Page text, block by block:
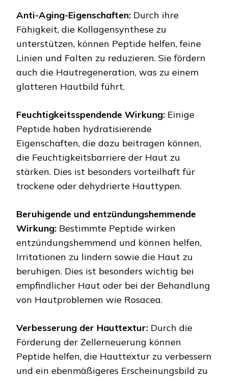
Anti-Aging-Eigenschaften: Durch ihre
Fähigkeit, die Kollagensynthese zu
unterstützen, können Peptide helfen, feine
Linien und Falten zu reduzieren. Sie fördern
auch die Hautregeneration, was zu einem
glatteren Hautbild führt.
Feuchtigkeitsspendende Wirkung: Einige
Peptide haben hydratisierende
Eigenschaften, die dazu beitragen können,
die Feuchtigkeitsbarriere der Haut zu
stärken. Dies ist besonders vorteilhaft für
trockene oder dehydrierte Hauttypen.
Beruhigende und entzündungshemmende
Wirkung: Bestimmte Peptide wirken
entzündungshemmend und können helfen,
Irritationen zu lindern sowie die Haut zu
beruhigen. Dies ist besonders wichtig bei
empfindlicher Haut oder bei der Behandlung
von Hautproblemen wie Rosacea.
Verbesserung der Hauttextur: Durch die
Förderung der Zellerneuerung können
Peptide helfen, die Hauttextur zu verbessern
und ein ebenmäßigeres Erscheinungsbild zu